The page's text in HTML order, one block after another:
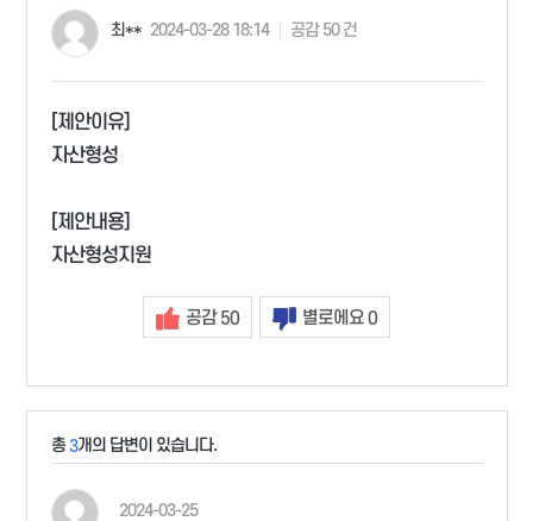
최** 2024-03-28 18:14 공감 50 건
[제안이유]
자산형성
[제안내용]
자산형성지원
공감50 별로에요0
총 3개의 답변이 있습니다.
2024-03-25